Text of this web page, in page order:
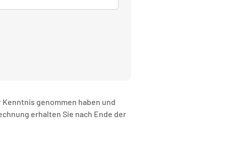
Kenntnis genommen haben und